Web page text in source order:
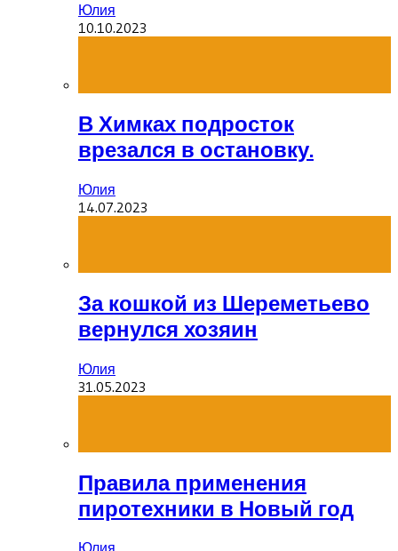
Юлия
10.10.2023
В Химках подросток
врезался в остановку.
Юлия
14.07.2023
За кошкой из Шереметьево
вернулся хозяин
Юлия
31.05.2023
Правила применения
пиротехники в Новый год